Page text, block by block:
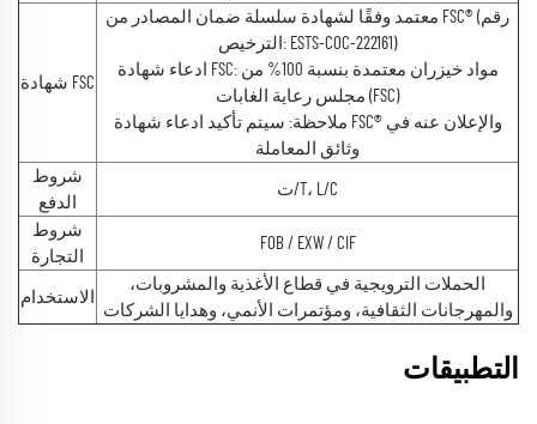
شهادة FSC
معتمد وفقًا لشهادة سلسلة ضمان المصادر من FSC® (رقم
الترخيص: ESTS-COC-222161)
ادعاء شهادة FSC: مواد خيزران معتمدة بنسبة 100% من
مجلس رعاية الغابات (FSC)
ملاحظة: سيتم تأكيد ادعاء شهادة FSC® والإعلان عنه في
وثائق المعاملة
شروط
الدفع
ت/T، L/C
شروط
التجارة
FOB / EXW / CIF
الاستخدام
الحملات الترويجية في قطاع الأغذية والمشروبات،
والمهرجانات الثقافية، ومؤتمرات الأنمي، وهدايا الشركات
التطبيقات